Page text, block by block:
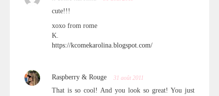
cute!!!
xoxo from rome
K.
https://kcomekarolina.blogspot.com/
Raspberry & Rouge 31 août 2011
That is so cool! And you look so great! You just